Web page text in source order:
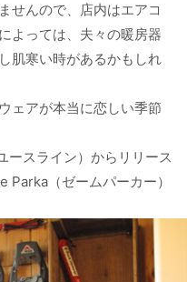
せんので、店内はエアコ
よっては、夫々の暖房器
肌寒い時があるかもしれ
ェアが本当に恋しい季節
ースライン）からリリース
Parka（ゼームパーカー）